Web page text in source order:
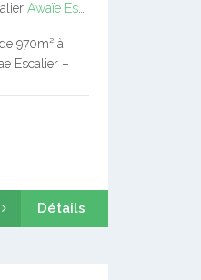
Awaïe Escalier
970m² à
Escalier –
–
Détails